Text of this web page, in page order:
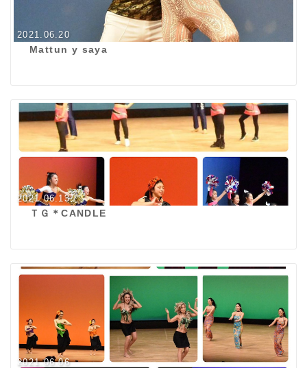
2021.06.20
Mattun y saya
2021.06.13
ＴＧ＊CANDLE
2021.06.06